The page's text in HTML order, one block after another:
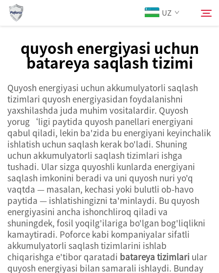
UZ
Biz Haqimizda
Mahsulotlar
Xizmatlar
Yangiliklar
Biz bilan bog'lanish
Qidirish
quyosh energiyasi uchun
batareya saqlash tizimi
Quyosh energiyasi uchun akkumulyatorli saqlash
tizimlari quyosh energiyasidan foydalanishni
yaxshilashda juda muhim vositalardir. Quyosh
yorug‘ligi paytida quyosh panellari energiyani
qabul qiladi, lekin ba'zida bu energiyani keyinchalik
ishlatish uchun saqlash kerak bo'ladi. Shuning
uchun akkumulyatorli saqlash tizimlari ishga
tushadi. Ular sizga quyoshli kunlarda energiyani
saqlash imkonini beradi va uni quyosh nuri yo'q
vaqtda — masalan, kechasi yoki bulutli ob-havo
paytida — ishlatishingizni ta'minlaydi. Bu quyosh
energiyasini ancha ishonchliroq qiladi va
shuningdek, fosil yoqilg'ilariga bo'lgan bog'liqlikni
kamaytiradi. Poforce kabi kompaniyalar sifatli
akkumulyatorli saqlash tizimlarini ishlab
chiqarishga e'tibor qaratadi batareya tizimlari ular
quyosh energiyasi bilan samarali ishlaydi. Bunday